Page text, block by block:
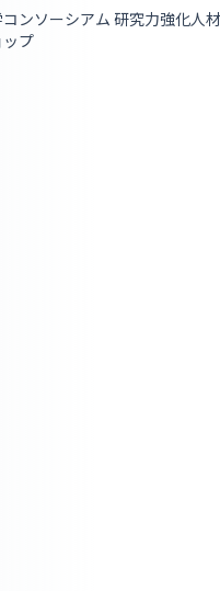
ンソーシアム 研究力強化人
プ